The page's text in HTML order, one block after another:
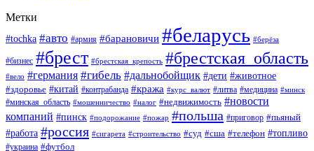
Метки
#tochka #авто #армия #барановичи #беларусь #берёза
#бизнес #брест #брестская_крепость #брестская_область
#вело #германия #гибель #дальнобойщик #дети #животное
#здоровье #китай #контрабанда #кража #курс_валют #литва #медицина #минск
#минская_область #мошенничество #налог #недвижимость #новости
компаний #пинск #подорожание #пожар #польша #приговор #пьяный
#работа #россия #сигарета #строительство #суд #сша #телефон #топливо
#украина #футбол